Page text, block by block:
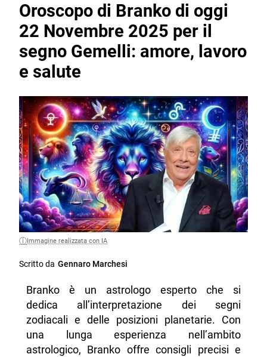
Oroscopo di Branko di oggi
22 Novembre 2025 per il
segno Gemelli: amore, lavoro
e salute
Immagine realizzata con IA
Scritto da Gennaro Marchesi
Branko è un astrologo esperto che si
dedica all’interpretazione dei segni
zodiacali e delle posizioni planetarie. Con
una lunga esperienza nell’ambito
astrologico, Branko offre consigli precisi e